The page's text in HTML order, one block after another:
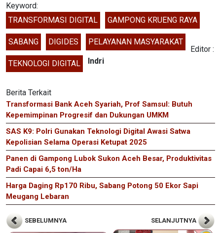
Keyword:
TRANSFORMASI DIGITAL
GAMPONG KRUENG RAYA
SABANG DIGIDES PELAYANAN MASYARAKAT
TEKNOLOGI DIGITAL
Editor :
Indri
Berita Terkait
Transformasi Bank Aceh Syariah, Prof Samsul: Butuh
Kepemimpinan Progresif dan Dukungan UMKM
SAS K9: Polri Gunakan Teknologi Digital Awasi Satwa
Kepolisian Selama Operasi Ketupat 2025
Panen di Gampong Lubok Sukon Aceh Besar, Produktivitas
Padi Capai 6,5 ton/Ha
Harga Daging Rp170 Ribu, Sabang Potong 50 Ekor Sapi
Meugang Lebaran
SEBELUMNYA SELANJUTNYA